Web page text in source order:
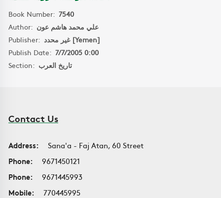
Book Number: 7540
Author: علي محمد هاشم عون
Publisher:
غير محدد [Yemen]
Publish Date: 7/7/2005 0:00
Section: تاريخ العرب
Contact Us
Address:
Sana'a - Faj Atan, 60 Street
Phone:
9671450121
Phone:
9671445993
Mobile:
770445995